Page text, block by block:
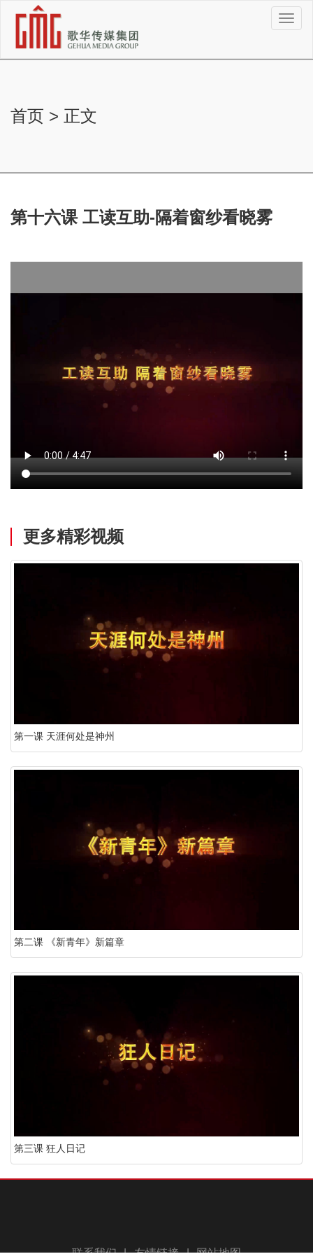
切
换
航
首页 > 正文
第十六课 工读互助-隔着窗纱看晓雾
更多精彩视频
第一课 天涯何处是神州
第二课 《新青年》新篇章
第三课 狂人日记